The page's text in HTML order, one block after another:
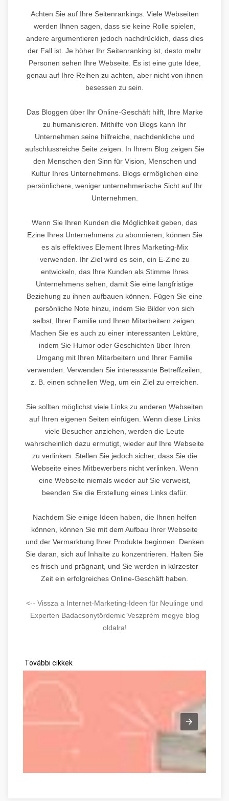
Achten Sie auf Ihre Seitenrankings. Viele Webseiten
werden Ihnen sagen, dass sie keine Rolle spielen,
andere argumentieren jedoch nachdrücklich, dass dies
der Fall ist. Je höher Ihr Seitenranking ist, desto mehr
Personen sehen Ihre Webseite. Es ist eine gute Idee,
genau auf Ihre Reihen zu achten, aber nicht von ihnen
besessen zu sein.
Das Bloggen über Ihr Online-Geschäft hilft, Ihre Marke
zu humanisieren. Mithilfe von Blogs kann Ihr
Unternehmen seine hilfreiche, nachdenkliche und
aufschlussreiche Seite zeigen. In Ihrem Blog zeigen Sie
den Menschen den Sinn für Vision, Menschen und
Kultur Ihres Unternehmens. Blogs ermöglichen eine
persönlichere, weniger unternehmerische Sicht auf Ihr
Unternehmen.
Wenn Sie Ihren Kunden die Möglichkeit geben, das
Ezine Ihres Unternehmens zu abonnieren, können Sie
es als effektives Element Ihres Marketing-Mix
verwenden. Ihr Ziel wird es sein, ein E-Zine zu
entwickeln, das Ihre Kunden als Stimme Ihres
Unternehmens sehen, damit Sie eine langfristige
Beziehung zu ihnen aufbauen können. Fügen Sie eine
persönliche Note hinzu, indem Sie Bilder von sich
selbst, Ihrer Familie und Ihren Mitarbeitern zeigen.
Machen Sie es auch zu einer interessanten Lektüre,
indem Sie Humor oder Geschichten über Ihren
Umgang mit Ihren Mitarbeitern und Ihrer Familie
verwenden. Verwenden Sie interessante Betreffzeilen,
z. B. einen schnellen Weg, um ein Ziel zu erreichen.
Sie sollten möglichst viele Links zu anderen Webseiten
auf Ihren eigenen Seiten einfügen. Wenn diese Links
viele Besucher anziehen, werden die Leute
wahrscheinlich dazu ermutigt, wieder auf Ihre Webseite
zu verlinken. Stellen Sie jedoch sicher, dass Sie die
Webseite eines Mitbewerbers nicht verlinken. Wenn
eine Webseite niemals wieder auf Sie verweist,
beenden Sie die Erstellung eines Links dafür.
Nachdem Sie einige Ideen haben, die Ihnen helfen
können, können Sie mit dem Aufbau Ihrer Webseite
und der Vermarktung Ihrer Produkte beginnen. Denken
Sie daran, sich auf Inhalte zu konzentrieren. Halten Sie
es frisch und prägnant, und Sie werden in kürzester
Zeit ein erfolgreiches Online-Geschäft haben.
<-- Vissza a Internet-Marketing-Ideen für Neulinge und
Experten Badacsonytördemic Veszprém megye blog
oldalra!
További cikkek